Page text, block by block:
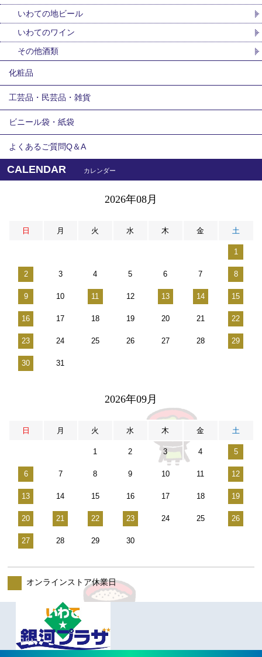
いわての地ビール
いわてのワイン
その他酒類
化粧品
工芸品・民芸品・雑貨
ビニール袋・紙袋
よくあるご質問Q＆A
CALENDAR カレンダー
2026年08月
日 月 火 水 木 金 土
1
2 3 4 5 6 7 8
9 10 11 12 13 14 15
16 17 18 19 20 21 22
23 24 25 26 27 28 29
30 31
2026年09月
日 月 火 水 木 金 土
1 2 3 4 5
6 7 8 9 10 11 12
13 14 15 16 17 18 19
20 21 22 23 24 25 26
27 28 29 30
オンラインストア休業日